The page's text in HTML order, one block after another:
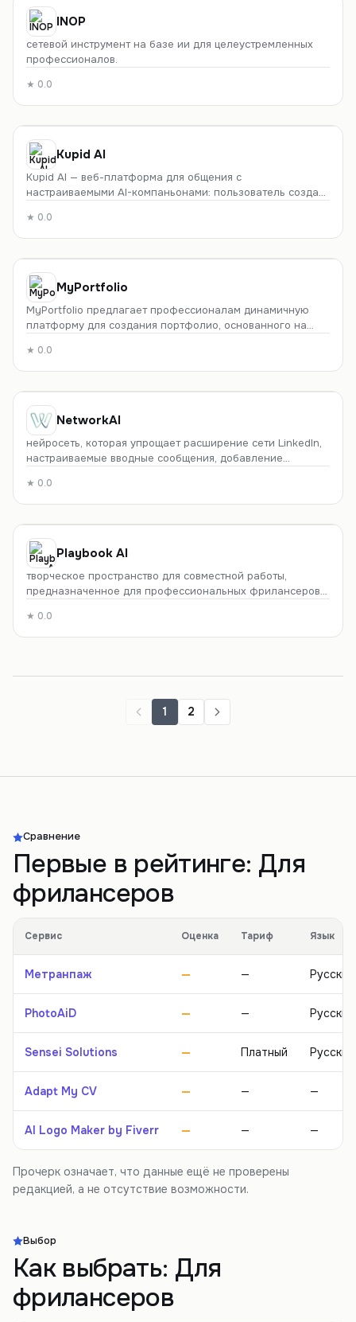
INOP
сетевой инструмент на базе ии для целеустремленных
профессионалов.
★ 0.0
Kupid AI
Kupid AI — веб-платформа для общения с
настраиваемыми AI-компаньонами: пользователь создаёт
голосовые сообщения и изображения. Сервис
ориентирован на взрослую аудиторию (18+).
★ 0.0
MyPortfolio
MyPortfolio предлагает профессионалам динамичную
платформу для создания портфолио, основанного на
★ 0.0
NetworkAI
нейросеть, которая упрощает расширение сети LinkedIn,
настраиваемые вводные сообщения, добавление
улучшение заявлений о приеме на работу и резюме, а
также точную генерацию пунктов списка.
★ 0.0
Playbook AI
творческое пространство для совместной работы,
предназначенное для профессиональных фрилансеров и
на основе ии и оперативное хранение, совместная
работа и редактирование, более интеллектуальное
★ 0.0
1 2
Сравнение
Первые в рейтинге: Для
фрилансеров
Сервис Оценка Тариф Язык
Метранпаж — — Русский
PhotoAiD — — Русский
Sensei Solutions — Платный Русский
Adapt My CV — — —
AI Logo Maker by Fiverr — — —
Прочерк означает, что данные ещё не проверены
редакцией, а не отсутствие возможности.
Выбор
Как выбрать: Для
фрилансеров